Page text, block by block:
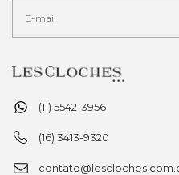
(11) 5542-3956
(16) 3413-9320